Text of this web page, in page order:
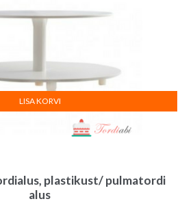
plastikust/ pulmatordi
alus
LISA KORVI